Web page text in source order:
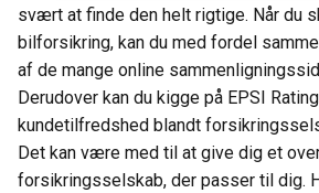
svært at finde den helt rigtige. Når du
bilforsikring, kan du med fordel
af de mange online
Derudover kan du kigge på EPSI
kundetilfredshed blandt
Det kan være med til at give dig et
forsikringsselskab, der passer til dig.